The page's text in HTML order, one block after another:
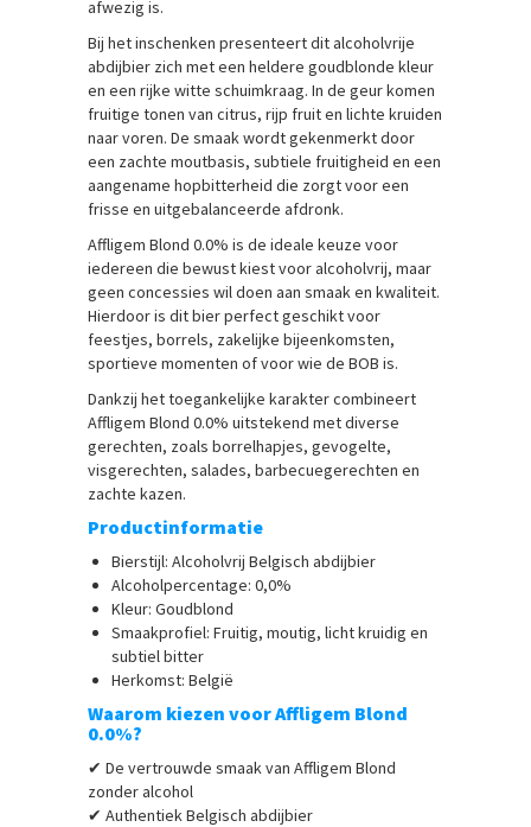
afwezig is.
Bij het inschenken presenteert dit alcoholvrije
abdijbier zich met een heldere goudblonde kleur
en een rijke witte schuimkraag. In de geur komen
fruitige tonen van citrus, rijp fruit en lichte kruiden
naar voren. De smaak wordt gekenmerkt door
een zachte moutbasis, subtiele fruitigheid en een
aangename hopbitterheid die zorgt voor een
frisse en uitgebalanceerde afdronk.
Affligem Blond 0.0% is de ideale keuze voor
iedereen die bewust kiest voor alcoholvrij, maar
geen concessies wil doen aan smaak en kwaliteit.
Hierdoor is dit bier perfect geschikt voor
feestjes, borrels, zakelijke bijeenkomsten,
sportieve momenten of voor wie de BOB is.
Dankzij het toegankelijke karakter combineert
Affligem Blond 0.0% uitstekend met diverse
gerechten, zoals borrelhapjes, gevogelte,
visgerechten, salades, barbecuegerechten en
zachte kazen.
Productinformatie
Bierstijl: Alcoholvrij Belgisch abdijbier
Alcoholpercentage: 0,0%
Kleur: Goudblond
Smaakprofiel: Fruitig, moutig, licht kruidig en
subtiel bitter
Herkomst: België
Waarom kiezen voor Affligem Blond
0.0%?
✔ De vertrouwde smaak van Affligem Blond
zonder alcohol
✔ Authentiek Belgisch abdijbier